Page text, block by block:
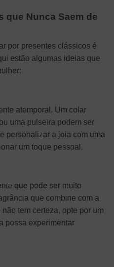
que Nunca Saem de
por presentes clássicos é
estão algumas ideias que
atemporal. Um colar
uma pulseira podem ser
personalizar a joia com uma
um toque pessoal.
que pode ser muito
que combine com a
tem certeza, opte por um
possa experimentar